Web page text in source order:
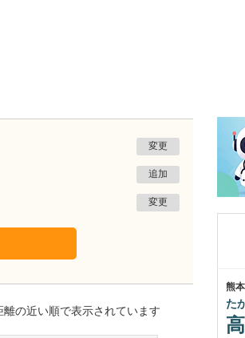
変更
追加
変更
離の近い順で表示されています
熊
た
沢市
ーシーズンズクリニック